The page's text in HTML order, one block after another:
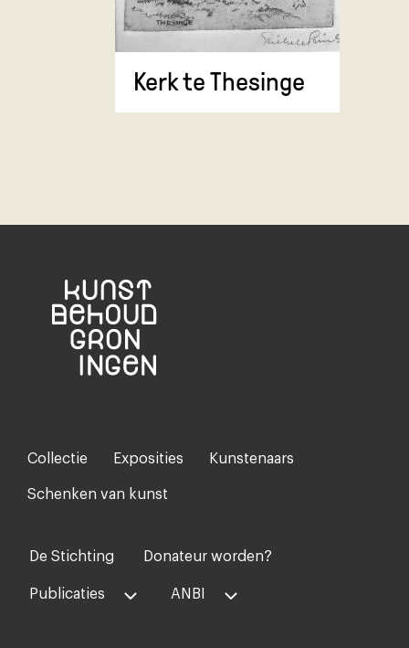
Kerk te Thesinge
Footer-
menu
Collectie Exposities Kunstenaars
Schenken van kunst
Voet
midden
De Stichting Donateur worden?
Publicaties ANBI